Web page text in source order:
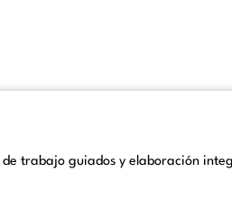
trabajo guiados y elaboración